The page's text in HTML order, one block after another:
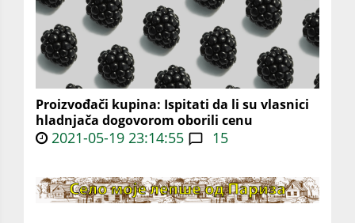
Proizvođači kupina: Ispitati da li su vlasnici
hladnjača dogovorom oborili cenu
2021-05-19 23:14:55 15